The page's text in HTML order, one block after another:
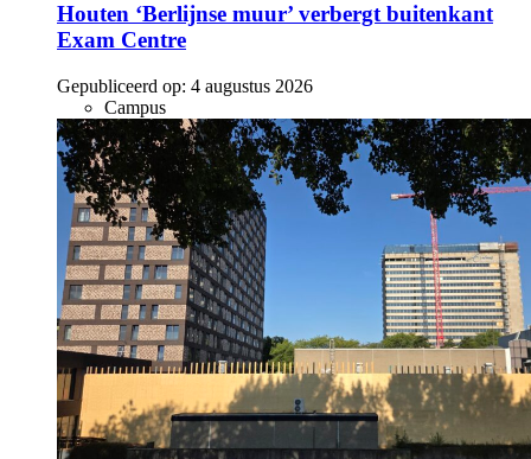
Houten ‘Berlijnse muur’ verbergt buitenkant
Exam Centre
Gepubliceerd op: 4 augustus 2026
Campus